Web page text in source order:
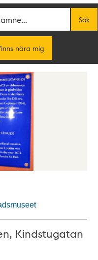
Sök
nära mig
Kindstugatan